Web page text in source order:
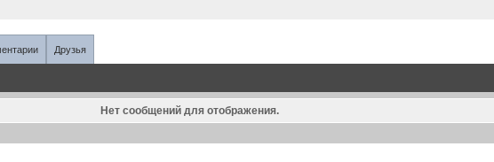
Друзья
Нет сообщений для отображения.